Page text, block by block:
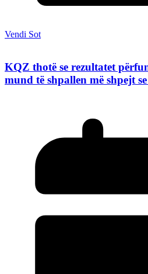
Vendi Sot
KQZ thotë se rezultatet
mund të shpallen më shpejt